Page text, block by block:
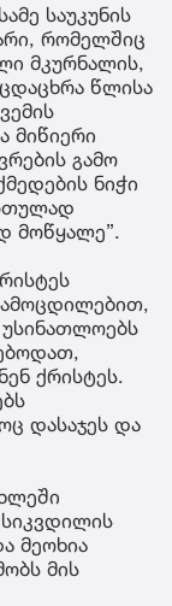
საუკუნის
რომელშიც
მკურნალის,
წლისა
მიწიერი
გამო
ნიჭი
მოწყალე”.
უსინათლოებს
ქრისტეს.
დასაჯეს და
მეოხია
მის